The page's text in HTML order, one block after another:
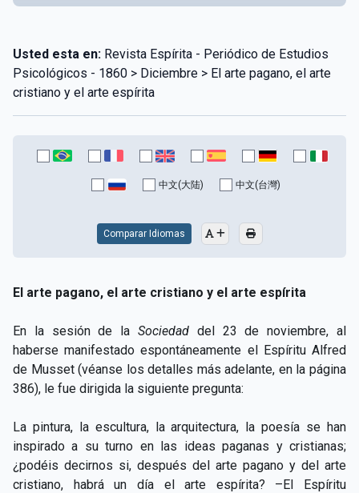
Usted esta en: Revista Espírita - Periódico de Estudios
Psicológicos - 1860 > Diciembre > El arte pagano, el arte
cristiano y el arte espírita
中文(大陆) 中文(台灣)
Comparar Idiomas
El arte pagano, el arte cristiano y el arte espírita
En la sesión de la Sociedad del 23 de noviembre, al
haberse manifestado espontáneamente el Espíritu Alfred
de Musset (véanse los detalles más adelante, en la página
386), le fue dirigida la siguiente pregunta:
La pintura, la escultura, la arquitectura, la poesía se han
inspirado a su turno en las ideas paganas y cristianas;
¿podéis decirnos si, después del arte pagano y del arte
cristiano, habrá un día el arte espírita? –El Espíritu